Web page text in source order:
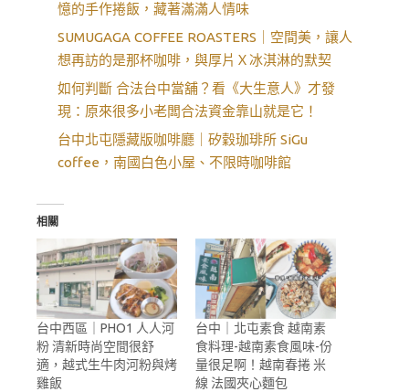
憶的手作捲飯，藏著滿滿人情味
SUMUGAGA COFFEE ROASTERS｜空間美，讓人
想再訪的是那杯咖啡，與厚片Ｘ冰淇淋的默契
如何判斷 合法台中當舖？看《大生意人》才發
現：原來很多小老闆合法資金靠山就是它！
台中北屯隱藏版咖啡廳｜矽穀珈琲所 SiGu
coffee，南國白色小屋、不限時咖啡館
相關
台中西區｜PHO1 人人河
粉 清新時尚空間很舒
適，越式生牛肉河粉與烤
雞飯
台中｜北屯素食 越南素
食料理-越南素食風味-份
量很足啊！越南春捲 米
線 法國夾心麵包